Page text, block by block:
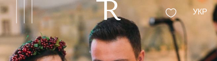
УКР